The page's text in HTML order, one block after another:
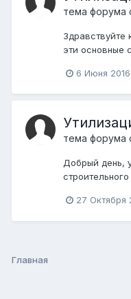
тема форума
Здравствуйте
эти основные
6 Июня 2016
тема форума
Добрый день,
27 Октября
Главная